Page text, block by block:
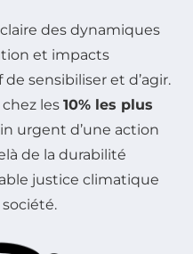
des dynamiques
et impacts
sensibiliser et d’agir.
chez les 10% les plus
urgent d’une action
de la durabilité
justice climatique